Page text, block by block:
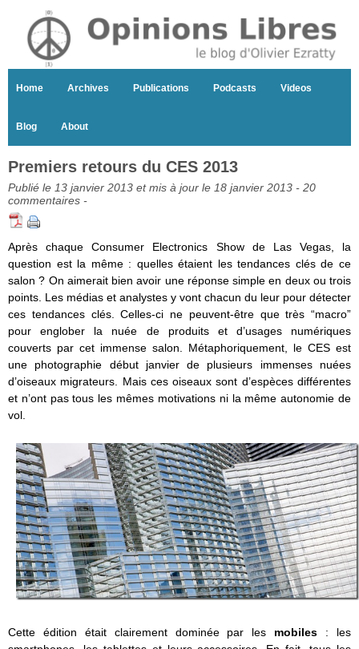
Home Archives Publications Podcasts Videos
Blog About
Premiers retours du CES 2013
Publié le 13 janvier 2013 et mis à jour le 18 janvier 2013 - 20
commentaires -
Après chaque Consumer Electronics Show de Las Vegas, la
question est la même : quelles étaient les tendances clés de ce
salon ? On aimerait bien avoir une réponse simple en deux ou trois
points. Les médias et analystes y vont chacun du leur pour détecter
ces tendances clés. Celles-ci ne peuvent-être que très “macro”
pour englober la nuée de produits et d’usages numériques
couverts par cet immense salon. Métaphoriquement, le CES est
une photographie début janvier de plusieurs immenses nuées
d’oiseaux migrateurs. Mais ces oiseaux sont d’espèces différentes
et n’ont pas tous les mêmes motivations ni la même autonomie de
vol.
Cette édition était clairement dominée par les mobiles : les